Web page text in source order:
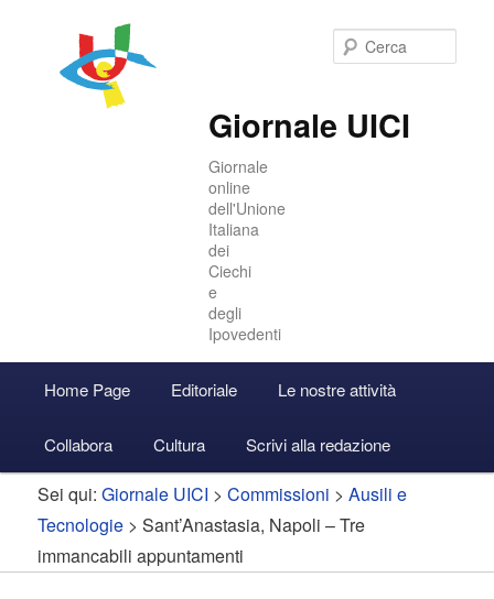
Giornale UICI
Giornale
online
dell'Unione
Italiana
dei
Ciechi
e
degli
Ipovedenti
principale
Vai
al
contenuto
principale
Vai
al
contenuto
secondario
Accedi
Home Page Editoriale Le nostre attività
Collabora Cultura Scrivi alla redazione
Sei qui:Giornale UICI >Commissioni >Ausili e
Tecnologie > Sant’Anastasia, Napoli – Tre
immancabili appuntamenti